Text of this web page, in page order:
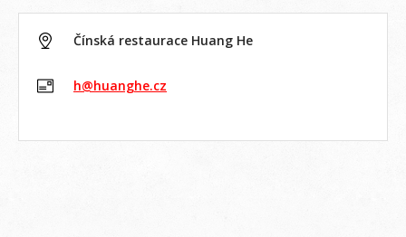
Čínská restaurace Huang He
h@huanghe.cz